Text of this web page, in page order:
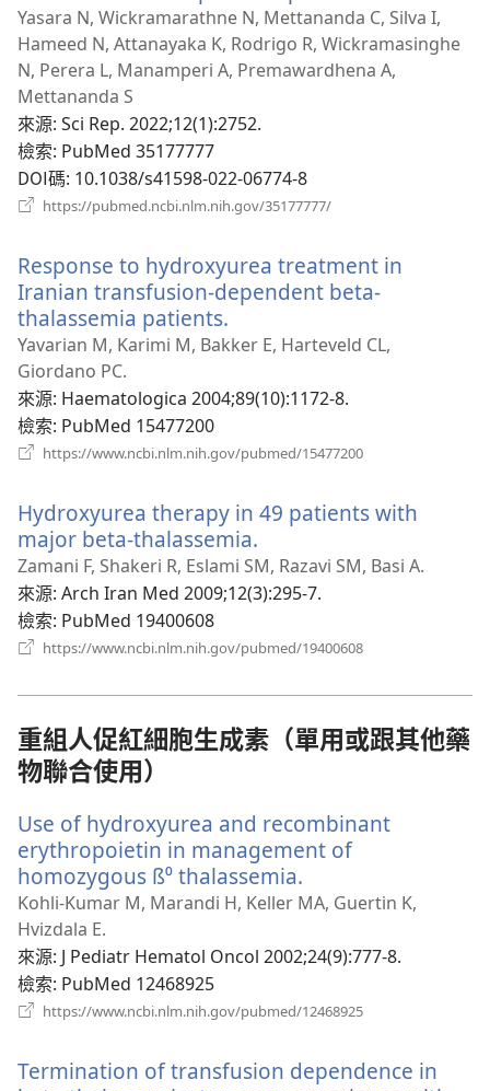
新
Yasara N, Wickramarathne N, Mettananda C, Silva I,
Hameed N, Attanayaka K, Rodrigo R, Wickramasinghe
N, Perera L, Manamperi A, Premawardhena A,
Mettananda S
來源‎: Sci Rep. 2022;12(1):2752.
檢索‎: PubMed 35177777
DOI碼‎: 10.1038/s41598-022-06774-8
https://pubmed.ncbi.nlm.nih.gov/35177777/
視
窗）
Response to hydroxyurea treatment in
Iranian transfusion-dependent beta-
thalassemia patients.
啟
視
Yavarian M, Karimi M, Bakker E, Harteveld CL,
Giordano PC.
來源‎: Haematologica 2004;89(10):1172-8.
檢索‎: PubMed 15477200
https://www.ncbi.nlm.nih.gov/pubmed/15477200
視
Hydroxyurea therapy in 49 patients with
major beta-thalassemia.
啟
新
窗）
Zamani F, Shakeri R, Eslami SM, Razavi SM, Basi A.
來源‎: Arch Iran Med 2009;12(3):295-7.
檢索‎: PubMed 19400608
https://www.ncbi.nlm.nih.gov/pubmed/19400608
窗）
重組人促紅細胞生成素（單用或跟其他藥
物聯合使用）
Use of hydroxyurea and recombinant
erythropoietin in management of
homozygous ß⁰ thalassemia.
啟
視
Kohli-Kumar M, Marandi H, Keller MA, Guertin K,
Hvizdala E.
來源‎: J Pediatr Hematol Oncol 2002;24(9):777-8.
檢索‎: PubMed 12468925
https://www.ncbi.nlm.nih.gov/pubmed/12468925
視
Termination of transfusion dependence in